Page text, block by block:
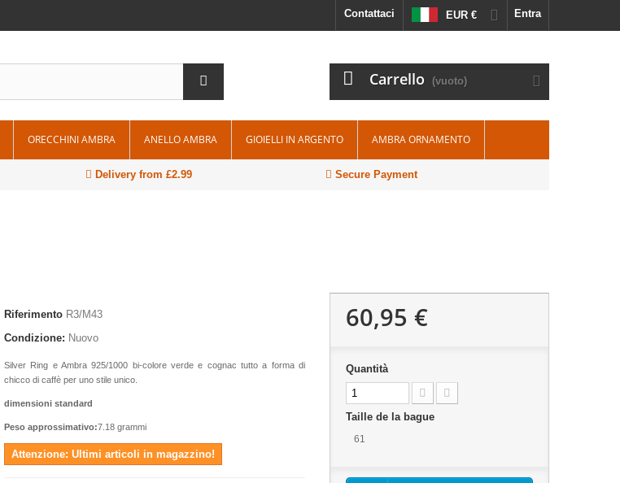
Entra
EUR €
Contattaci
Carrello (vuoto)
ORECCHINI AMBRA ANELLO AMBRA GIOIELLI IN ARGENTO AMBRA ORNAMENTO
Delivery from £2.99 Secure Payment
Riferimento R3/M43
Condizione: Nuovo
Silver Ring e Ambra 925/1000 bi-colore verde e cognac tutto a forma di
chicco di caffè per uno stile unico.
dimensioni standard
Peso approssimativo:7.18 grammi
Attenzione: Ultimi articoli in magazzino!
60,95 €
Quantità
Taille de la bague
61